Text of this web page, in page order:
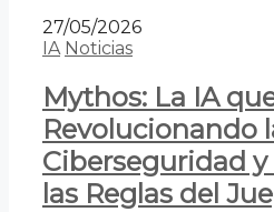
27/05/2026
IA Noticias
Mythos: La IA
Revolucionando
Ciberseguridad
las Reglas del